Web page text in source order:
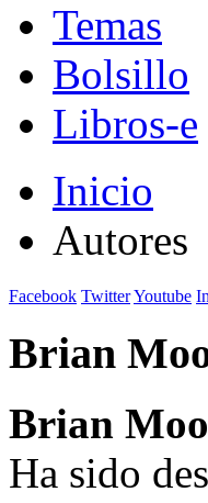
Temas
Bolsillo
Libros-e
Inicio
Autores
Facebook TwitterYoutube
Brian
Brian
Ha sido